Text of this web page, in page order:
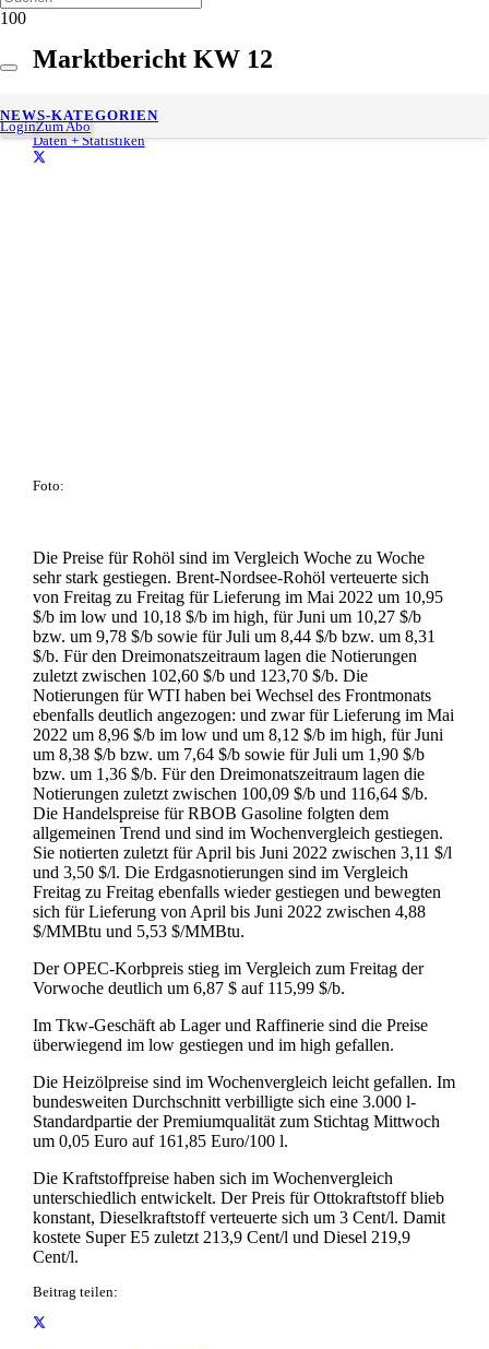
LoginZum Abo
NEWS-KATEGORIEN
Marktbericht KW 12
28. März 2022
Gesch. Lesedauer: < 1
Daten + Statistiken
Foto:
Die Preise für Rohöl sind im Vergleich Woche zu Woche
sehr stark gestiegen. Brent-Nordsee-Rohöl verteuerte sich
von Freitag zu Freitag für Lieferung im Mai 2022 um 10,95
$/b im low und 10,18 $/b im high, für Juni um 10,27 $/b
bzw. um 9,78 $/b sowie für Juli um 8,44 $/b bzw. um 8,31
$/b. Für den Dreimonatszeitraum lagen die Notierungen
zuletzt zwischen 102,60 $/b und 123,70 $/b. Die
Notierungen für WTI haben bei Wechsel des Frontmonats
ebenfalls deutlich angezogen: und zwar für Lieferung im Mai
2022 um 8,96 $/b im low und um 8,12 $/b im high, für Juni
um 8,38 $/b bzw. um 7,64 $/b sowie für Juli um 1,90 $/b
bzw. um 1,36 $/b. Für den Dreimonatszeitraum lagen die
Notierungen zuletzt zwischen 100,09 $/b und 116,64 $/b.
Die Handelspreise für RBOB Gasoline folgten dem
allgemeinen Trend und sind im Wochenvergleich gestiegen.
Sie notierten zuletzt für April bis Juni 2022 zwischen 3,11 $/l
und 3,50 $/l. Die Erdgasnotierungen sind im Vergleich
Freitag zu Freitag ebenfalls wieder gestiegen und bewegten
sich für Lieferung von April bis Juni 2022 zwischen 4,88
$/MMBtu und 5,53 $/MMBtu.
Der OPEC-Korbpreis stieg im Vergleich zum Freitag der
Vorwoche deutlich um 6,87 $ auf 115,99 $/b.
Im Tkw-Geschäft ab Lager und Raffinerie sind die Preise
überwiegend im low gestiegen und im high gefallen.
Die Heizölpreise sind im Wochenvergleich leicht gefallen. Im
bundesweiten Durchschnitt verbilligte sich eine 3.000 l-
Standardpartie der Premiumqualität zum Stichtag Mittwoch
um 0,05 Euro auf 161,85 Euro/100 l.
Die Kraftstoffpreise haben sich im Wochenvergleich
unterschiedlich entwickelt. Der Preis für Ottokraftstoff blieb
konstant, Dieselkraftstoff verteuerte sich um 3 Cent/l. Damit
kostete Super E5 zuletzt 213,9 Cent/l und Diesel 219,9
Cent/l.
Beitrag teilen: